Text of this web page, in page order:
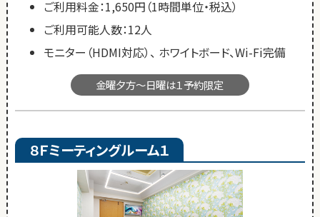
ご利用料金：1,650円（1時間単位・税込）
ご利用可能人数：12人
モニター（HDMI対応）、 ホワイトボード、Wi-Fi完備
金曜夕方～日曜は１予約限定
８Ｆミーティングルーム１